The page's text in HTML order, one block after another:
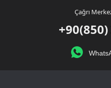
Çağrı